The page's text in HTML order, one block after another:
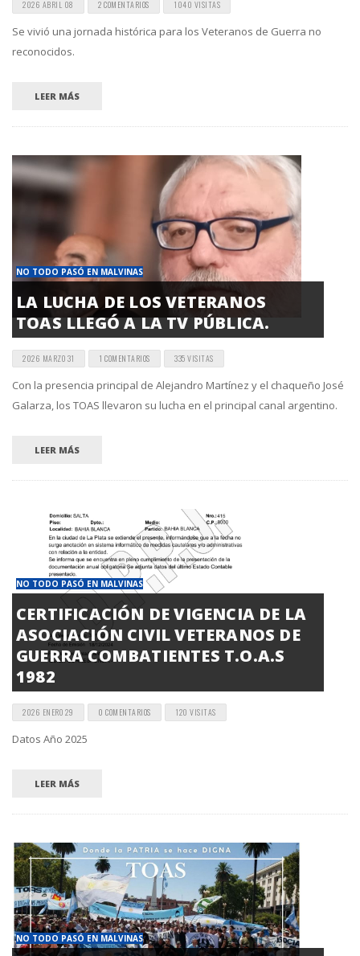
2026 ABRIL 08 2 COMENTARIOS 1040 VISITAS
Se vivió una jornada histórica para los Veteranos de Guerra no
reconocidos.
LEER MÁS
NO TODO PASÓ EN MALVINAS
LA LUCHA DE LOS VETERANOS
TOAS LLEGÓ A LA TV PÚBLICA.
2026 MARZO 31 1 COMENTARIOS 335 VISITAS
Con la presencia principal de Alejandro Martínez y el chaqueño José
Galarza, los TOAS llevaron su lucha en el principal canal argentino.
LEER MÁS
NO TODO PASÓ EN MALVINAS
CERTIFICACIÓN DE VIGENCIA DE LA
ASOCIACIÓN CIVIL VETERANOS DE
GUERRA COMBATIENTES T.O.A.S
1982
2026 ENERO 29 0 COMENTARIOS 120 VISITAS
Datos Año 2025
LEER MÁS
NO TODO PASÓ EN MALVINAS